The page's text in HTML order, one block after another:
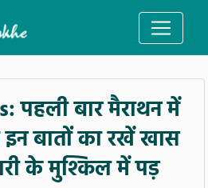
पहली बार मैराथन में
इन बातों का रखें खास
के मुश्किल में पड़